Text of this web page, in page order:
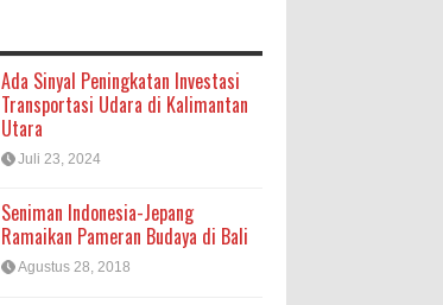
Ada Sinyal Peningkatan Investasi
Transportasi Udara di Kalimantan
Utara
Juli 23, 2024
Seniman Indonesia-Jepang
Ramaikan Pameran Budaya di Bali
Agustus 28, 2018